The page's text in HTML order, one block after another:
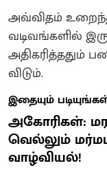
அவ்விதம்
வடிவங்களில்
அதிகரித்ததும்
விடும்.
இதையும்
அகோரிகள்:
வெல்லும்
வாழ்வியல்!